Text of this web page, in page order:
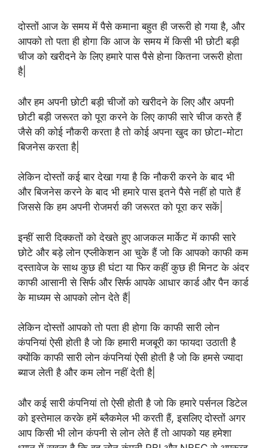
दोस्तों आज के समय में पैसे कमाना बहुत ही जरूरी हो गया है, और
आपको तो पता ही होगा कि आज के समय में किसी भी छोटी बड़ी
चीज को खरीदने के लिए हमारे पास पैसे होना कितना जरूरी होता
है|
और हम अपनी छोटी बड़ी चीजों को खरीदने के लिए और अपनी
छोटी बड़ी जरूरत को पूरा करने के लिए काफी सारे चीज करते हैं
जैसे की कोई नौकरी करता है तो कोई अपना खुद का छोटा-मोटा
बिजनेस करता है|
लेकिन दोस्तों कई बार देखा गया है कि नौकरी करने के बाद भी
और बिजनेस करने के बाद भी हमारे पास इतने पैसे नहीं हो पाते हैं
जिससे कि हम अपनी रोजमर्रा की जरूरत को पूरा कर सकें|
इन्हीं सारी दिक्कतों को देखते हुए आजकल मार्केट में काफी सारे
छोटे और बड़े लोन एप्लीकेशन आ चुके हैं जो कि आपको काफी कम
दस्तावेज के साथ कुछ ही घंटा या फिर कहीं कुछ ही मिनट के अंदर
काफी आसानी से सिर्फ और सिर्फ आपके आधार कार्ड और पैन कार्ड
के माध्यम से आपको लोन देते हैं|
लेकिन दोस्तों आपको तो पता ही होगा कि काफी सारी लोन
कंपनियां ऐसी होती है जो कि हमारी मजबूरी का फायदा उठाती है
क्योंकि काफी सारी लोन कंपनियां ऐसी होती है जो कि हमसे ज्यादा
ब्याज लेती है और कम लोन नहीं देती है|
और कई सारी कंपनियां तो ऐसी होती है जो कि हमारे पर्सनल डिटेल
को इस्तेमाल करके हमें ब्लैकमेल भी करती हैं, इसलिए दोस्तों अगर
आप किसी भी लोन कंपनी से लोन लेते हैं तो आपको यह हमेशा